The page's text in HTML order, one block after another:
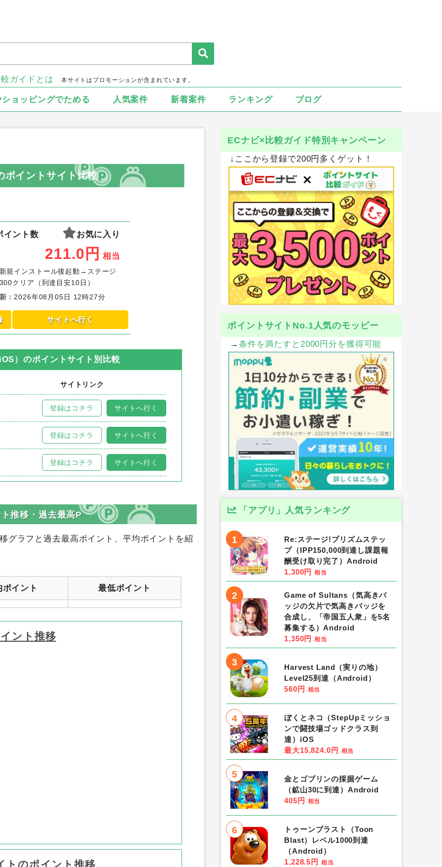
ガイドとは 本サイトはプロモーションが含まれています。
ショッピングでためる 人気案件 新着案件 ランキング ブログ
イントサイト比較
イント数 お気に入り
211.0 円 相当
規インストール後起動→ステージ
クリア（到達目安10日）
： 2026年08月05日 12時27分
サイトへ行く
）のポイントサイト別比較
サイトリンク
登録はコチラ サイトへ行く
登録はコチラ サイトへ行く
登録はコチラ サイトへ行く
グラフと過去最高ポイント、平均ポイントを紹
ポイント
ECナビ×比較ガイド特別キャンペーン
↓ここから登録で200円多くゲット！
ポイントサイトNo.1人気のモッピー
→ 条件を満たすと2000円分を獲得可能
「アプリ」人気ランキング
1
Re:ステージ!プリズムステッ
プ（IPP150,000到達し課題報
酬受け取り完了）Android
1,300円 相当
2
Game of Sultans（気高きバ
ッジの欠片で気高きバッジを
合成し、「帝国五人衆」を5名
募集する）Android
1,350円 相当
3
Harvest Land（実りの地）
Level25到達（Android）
560円 相当
4
ぼくとネコ（StepUpミッショ
ンで闘技場ゴッドクラス到
達）iOS
最大15,824.0円 相当
5
金とゴブリンの採掘ゲーム
（鉱山30に到達）Android
405円 相当
6
トゥーンブラスト（Toon
Blast）レベル1000到達
（Android）
1,228.5円 相当